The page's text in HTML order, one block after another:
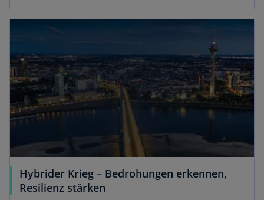
Hybrider Krieg – Bedrohungen erkennen,
Resilienz stärken